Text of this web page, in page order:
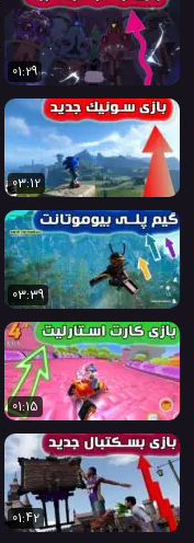
01:29
03:12
03:39
01:15
01:42